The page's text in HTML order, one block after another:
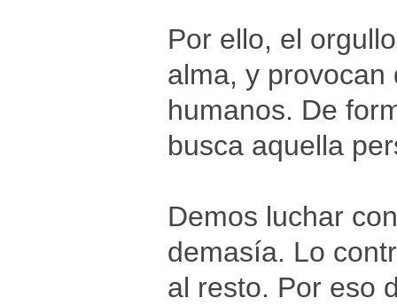
Por ello, el
alma, y
humanos. De
busca aquella
Demos luchar
demasía. Lo
al resto. Por eso